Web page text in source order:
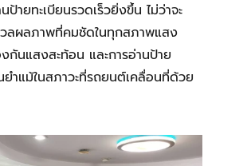
ป้ายทะเบียนรวดเร็วยิ่งขึ้น ไม่ว่าจะ
วลผลภาพที่คมชัดในทุกสภาพแสง
งกันแสงสะท้อน และการอ่านป้าย
ยำแม้ในสภาวะที่รถยนต์เคลื่อนที่ด้วย